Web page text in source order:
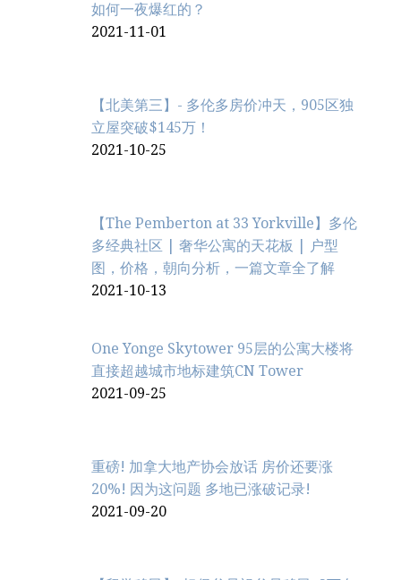
如何一夜爆红的？
2021-11-01
【北美第三】- 多伦多房价冲天，905区独
立屋突破$145万！
2021-10-25
【The Pemberton at 33 Yorkville】多伦
多经典社区 | 奢华公寓的天花板 | 户型
图，价格，朝向分析，一篇文章全了解
2021-10-13
One Yonge Skytower 95层的公寓大楼将
直接超越城市地标建筑CN Tower
2021-09-25
重磅! 加拿大地产协会放话 房价还要涨
20%! 因为这问题 多地已涨破记录!
2021-09-20